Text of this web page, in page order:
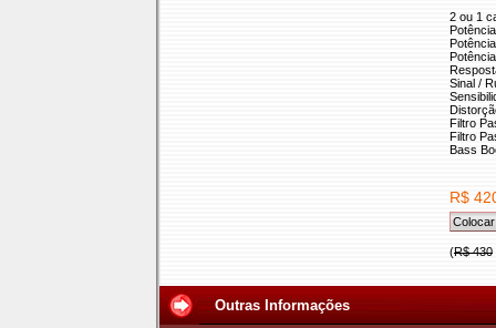
2 ou 1
Sinal /
Filtro
Filtro
Bass
R$
(R$ 430
Outras Informações